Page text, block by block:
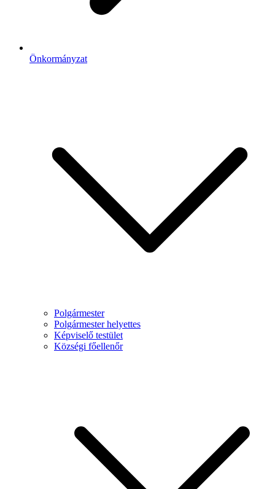
Önkormányzat
Polgármester
Polgármester helyettes
Képviselő testület
Községi főellenőr